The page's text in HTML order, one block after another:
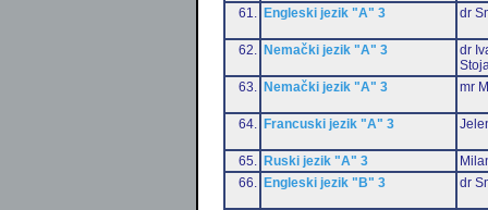
61.
Engleski jezik "A" 3 dr
62. Nemački jezik "A" 3
dr
63.
Nemački jezik "A" 3 mr
64. Francuski jezik "A" 3
65. Ruski jezik "A" 3
66.
Engleski jezik "B" 3 dr